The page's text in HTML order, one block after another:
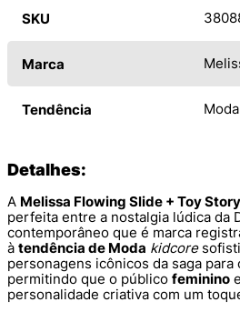
SKU
Marca
Tendência Moda
Detalhes:
A Melissa Flowing Slide + Toy
perfeita entre a nostalgia lúdica da
contemporâneo que é marca
à tendência de Moda kidcore
personagens icônicos da saga para
permitindo que o público feminino
personalidade criativa com um